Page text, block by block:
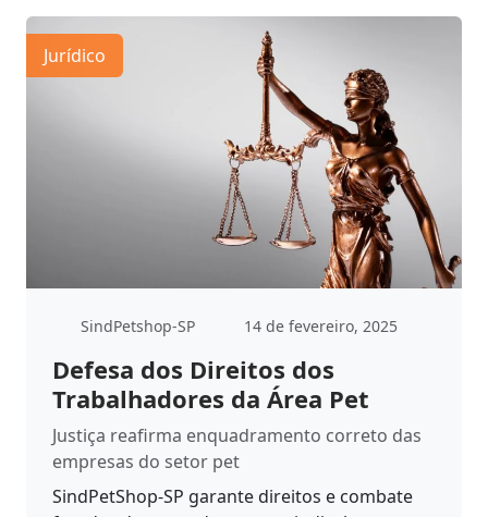
Jurídico
SindPetshop-SP 14 de fevereiro, 2025
Defesa dos Direitos dos
Trabalhadores da Área Pet
Justiça reafirma enquadramento correto das
empresas do setor pet
SindPetShop-SP garante direitos e combate